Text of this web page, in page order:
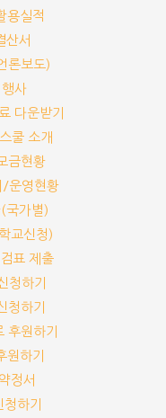
용실적
산서
론보도)
사
다운받기
쿨 소개
금현황
/운영현황
국가별)
교신청)
표 제출
청하기
청하기
원하기
하기
정서
하기